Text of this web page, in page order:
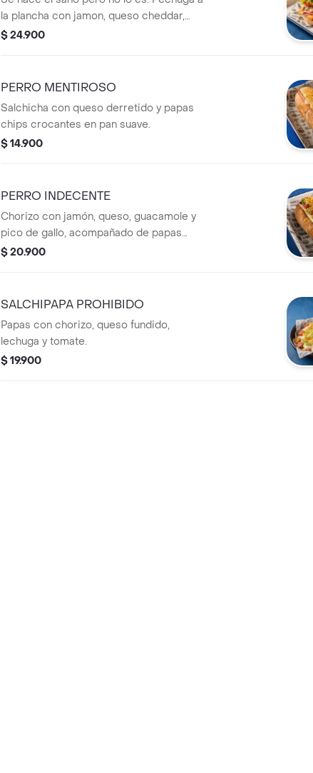
la plancha con jamon, queso cheddar,
champinones en salsa, lechuga y tomate.
$ 24.900
PERRO MENTIROSO
Salchicha con queso derretido y papas
chips crocantes en pan suave.
$ 14.900
PERRO INDECENTE
Chorizo con jamón, queso, guacamole y
pico de gallo, acompañado de papas
chips.
$ 20.900
SALCHIPAPA PROHIBIDO
Papas con chorizo, queso fundido,
lechuga y tomate.
$ 19.900